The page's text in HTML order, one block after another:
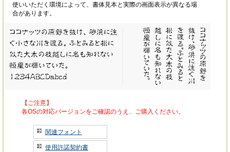
使いいただく環境によって、書体見本と実際の画面表示が異なる場
合があります。
【ご注意】
各OSの対応バージョンをご確認のうえ、ご購入ください。
関連フォント
使用許諾契約書